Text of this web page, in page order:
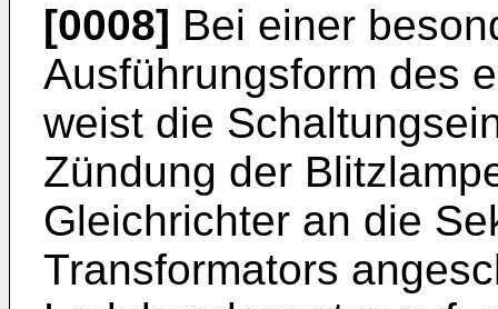
[0008] Bei einer
Ausführungsform des
weist die
Zündung der
Gleichrichter an die
Transformators